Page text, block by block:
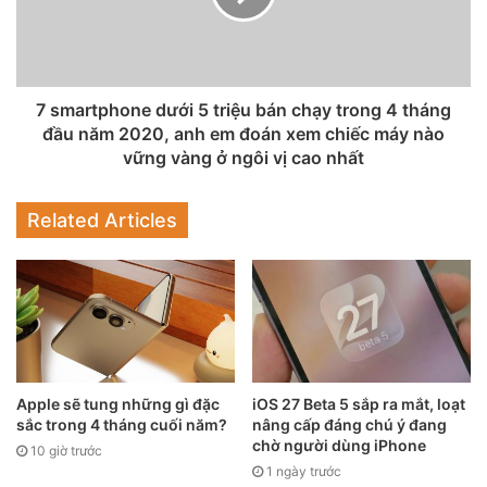
khi xu hướng smartphone ngày càng đắt đỏ dường như là
Và rồi đại địch diễn ra, các nhà máy ngừng hoạt động, các
văn phòng đóng cửa, mọi người đều bị buộc phải ở nhà.
Nhu cầu internet cho công việc làm tại nhà, cho việc giữ
về laptop/PCtăng mạnh mẽ, còn smartphone thì giá lại trở
thành tiêu thức lựa chọn hàng đầu.
Thứ bậc mới trong nhu cầu mua sắm
smartphone
7 smartphone dưới 5 triệu bán chạy trong 4 tháng
đầu năm 2020, anh em đoán xem chiếc máy nào
vững vàng ở ngôi vị cao nhất
Related Articles
Apple sẽ tung những gì đặc
sắc trong 4 tháng cuối năm?
10 giờ trước
iOS 27 Beta 5 sắp ra mắt, loạt
nâng cấp đáng chú ý đang
chờ người dùng iPhone
1 ngày trước